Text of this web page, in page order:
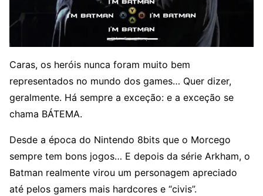
Caras, os heróis nunca foram muito bem
representados no mundo dos games… Quer dizer,
geralmente. Há sempre a exceção: e a exceção se
chama BÁTEMA.
Desde a época do Nintendo 8bits que o Morcego
sempre tem bons jogos… E depois da série Arkham, o
Batman realmente virou um personagem apreciado
até pelos gamers mais hardcores e “civis”.